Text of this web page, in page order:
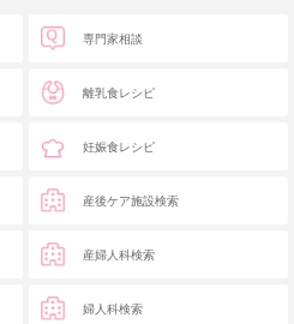
専門家相談
離乳食レシピ
妊娠食レシピ
産後ケア施設検索
産婦人科検索
婦人科検索